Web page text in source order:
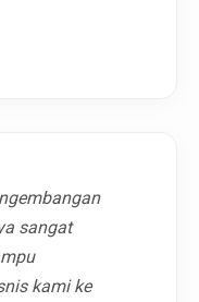
sangat
kami ke